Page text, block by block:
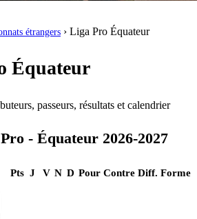
étrangers › Liga Pro Équateur
Équateur
passeurs, résultats et calendrier
- Équateur 2026-2027
Pts J V N D Pour Contre Diff. Forme